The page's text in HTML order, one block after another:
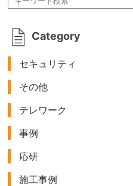
Category
セキュリティ
その他
テレワーク
事例
応研
施工事例